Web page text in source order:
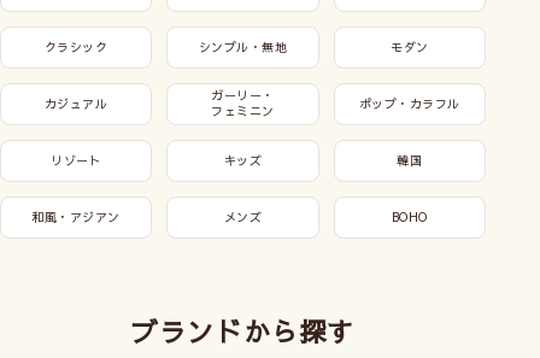
クラシック シンプル・無地 モダン
カジュアル
ガーリー・
フェミニン
ポップ・カラフル
リゾート キッズ 韓国
和風・アジアン メンズ BOHO
ブランドから探す